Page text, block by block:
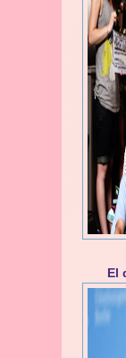
El